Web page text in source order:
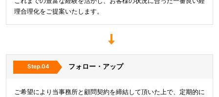
理合理化をご提案いたします。
フォロー・アップ
ご希望により当事務所と顧問契約を締結して頂いた上で、定期的に